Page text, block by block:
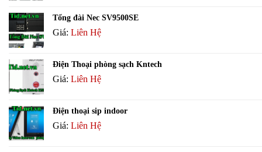
Tổng đài Nec SV9500SE
Giá: Liên Hệ
Điện Thoại phòng sạch Kntech
Giá: Liên Hệ
Điện thoại sip indoor
Giá: Liên Hệ